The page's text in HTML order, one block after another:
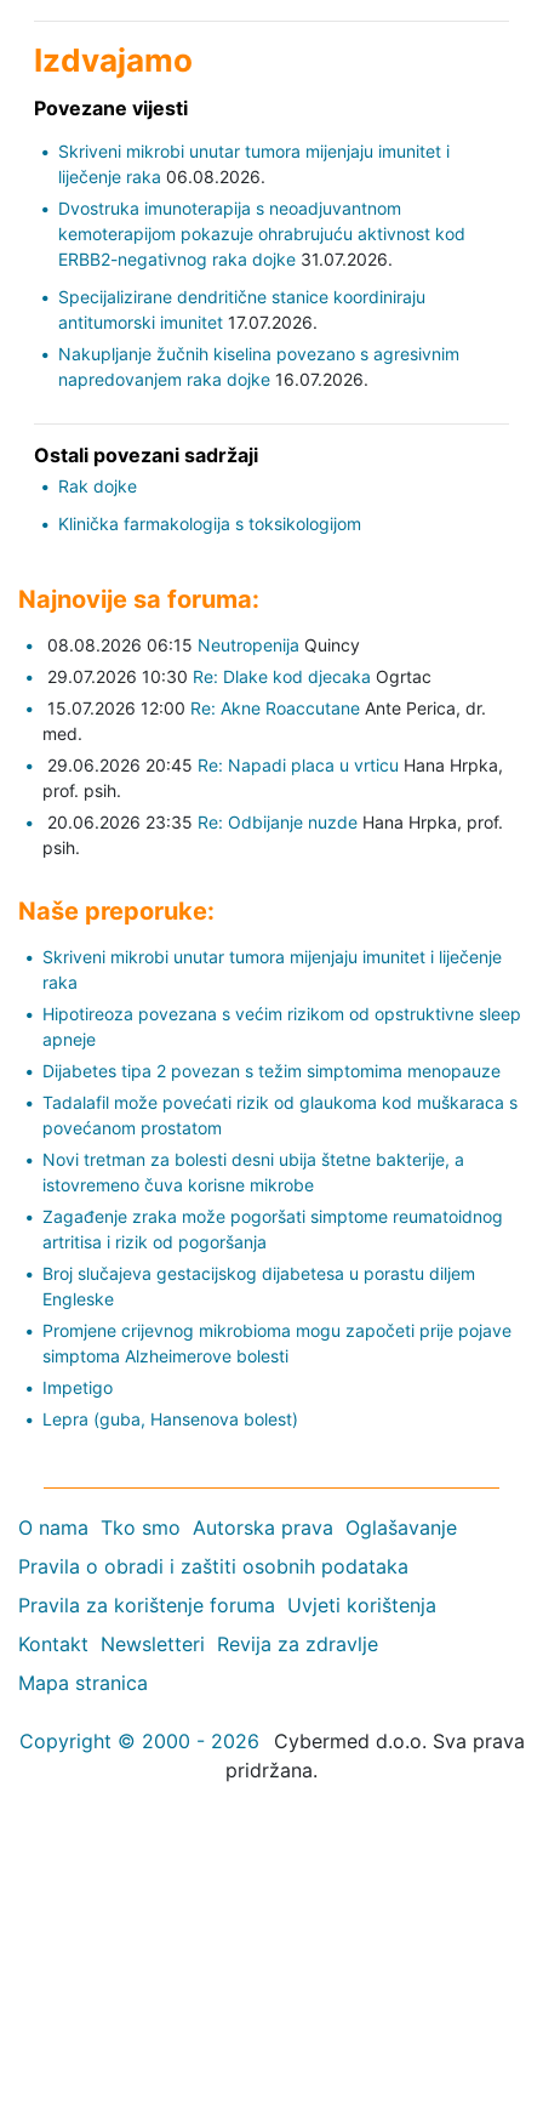
Izdvajamo
Povezane vijesti
Skriveni mikrobi unutar tumora mijenjaju imunitet i
liječenje raka 06.08.2026.
Dvostruka imunoterapija s neoadjuvantnom
kemoterapijom pokazuje ohrabrujuću aktivnost kod
ERBB2-negativnog raka dojke31.07.2026.
Specijalizirane dendritične stanice koordiniraju
antitumorski imunitet17.07.2026.
Nakupljanje žučnih kiselina povezano s agresivnim
napredovanjem raka dojke16.07.2026.
Ostali povezani sadržaji
Rak dojke
Klinička farmakologija s toksikologijom
Najnovije sa foruma:
08.08.2026 06:15 Neutropenija Quincy
29.07.2026 10:30 Re: Dlake kod djecaka Ogrtac
15.07.2026 12:00 Re: Akne Roaccutane Ante Perica, dr.
med.
29.06.2026 20:45 Re: Napadi placa u vrticu Hana Hrpka,
prof. psih.
20.06.2026 23:35 Re: Odbijanje nuzde Hana Hrpka, prof.
psih.
Naše preporuke:
Skriveni mikrobi unutar tumora mijenjaju imunitet i liječenje
raka
Hipotireoza povezana s većim rizikom od opstruktivne sleep
apneje
Dijabetes tipa 2 povezan s težim simptomima menopauze
Tadalafil može povećati rizik od glaukoma kod muškaraca s
povećanom prostatom
Novi tretman za bolesti desni ubija štetne bakterije, a
istovremeno čuva korisne mikrobe
Zagađenje zraka može pogoršati simptome reumatoidnog
artritisa i rizik od pogoršanja
Broj slučajeva gestacijskog dijabetesa u porastu diljem
Engleske
Promjene crijevnog mikrobioma mogu započeti prije pojave
simptoma Alzheimerove bolesti
Impetigo
Lepra (guba, Hansenova bolest)
O nama Tko smo Autorska prava Oglašavanje
Pravila o obradi i zaštiti osobnih podataka
Pravila za korištenje foruma Uvjeti korištenja
Kontakt Newsletteri Revija za zdravlje
Mapa stranica
Copyright © 2000 - 2026
Cybermed d.o.o. Sva prava
pridržana.